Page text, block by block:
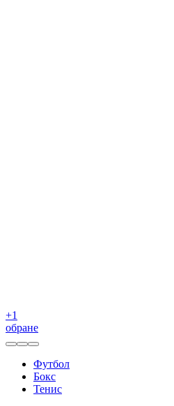
+1
обране
Футбол
Бокс
Тенис